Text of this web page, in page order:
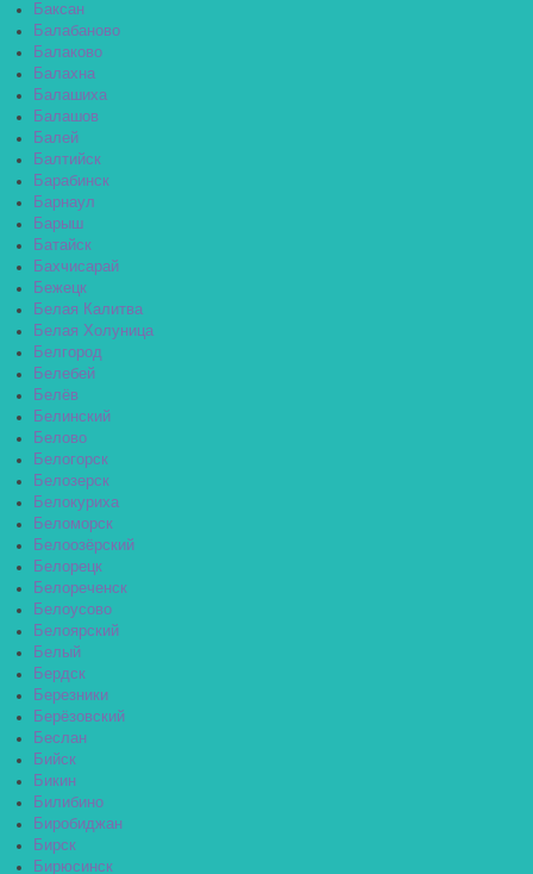
Баксан
Балабаново
Балаково
Балахна
Балашиха
Балашов
Балей
Балтийск
Барабинск
Барнаул
Барыш
Батайск
Бахчисарай
Бежецк
Белая Калитва
Белая Холуница
Белгород
Белебей
Белёв
Белинский
Белово
Белогорск
Белозерск
Белокуриха
Беломорск
Белоозёрский
Белорецк
Белореченск
Белоусово
Белоярский
Белый
Бердск
Березники
Берёзовский
Беслан
Бийск
Бикин
Билибино
Биробиджан
Бирск
Бирюсинск